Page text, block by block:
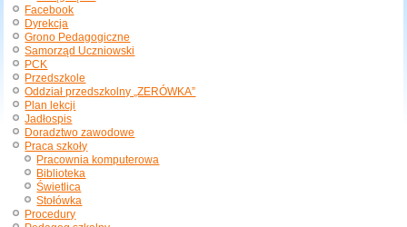
Facebook
Dyrekcja
Grono Pedagogiczne
Samorząd Uczniowski
PCK
Przedszkole
Oddział przedszkolny „ZERÓWKA”
Plan lekcji
Jadłospis
Doradztwo zawodowe
Praca szkoły
Pracownia komputerowa
Biblioteka
Świetlica
Stołówka
Procedury